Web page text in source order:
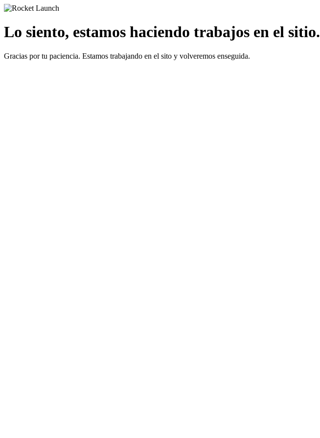
Lo siento, estamos haciendo trabajos en el sitio.
Gracias por tu paciencia. Estamos trabajando en el sito y volveremos enseguida.